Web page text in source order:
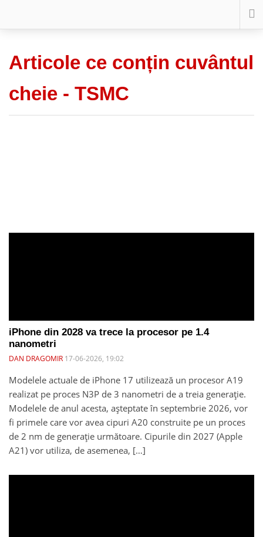
Articole ce conțin cuvântul
cheie - TSMC
iPhone din 2028 va trece la procesor pe 1.4
nanometri
DAN DRAGOMIR 17-06-2026, 19:02
Modelele actuale de iPhone 17 utilizează un procesor A19
realizat pe proces N3P de 3 nanometri de a treia generație.
Modelele de anul acesta, așteptate în septembrie 2026, vor
fi primele care vor avea cipuri A20 construite pe un proces
de 2 nm de generație următoare. Cipurile din 2027 (Apple
A21) vor utiliza, de asemenea, […]